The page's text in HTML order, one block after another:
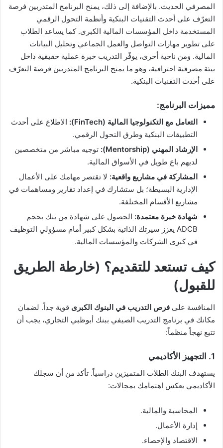
المصرفي الحديث. بالإضافة إلى ذلك، يمنح البرنامج المتدربين فرصة
التعرّف على أحدث التقنيات البنكية وأنظمة التحول الرقمي
المستخدمة داخل المؤسسات المالية الكبرى. كما يساعد الطلاب
على تطوير مهارات التواصل والعمل الجماعي وتحليل البيانات
المالية. ومن ناحية أخرى، يوفّر التدريب خبرة عملية حقيقية داخل
بيئة مصرفية احترافية، وهو ما يمنح البرنامج المتدربين فرصة التعرّف
على أحدث التقنيات البنكية.
مميزات البرنامج:
التعامل مع التكنولوجيا المالية (FinTech):
الاطلاع على أحدث
التطبيقات البنكية وطرق التحول الرقمي.
الإرشاد المهني (Mentorship):
توجيه مباشر من متخصصين
لديهم باع طويل في الأسواق المالية.
المشاركة في مشاريع واقعية: لا تقتصر مهامك على الأعمال
الإدارية البسيطة؛ بل ستشارك في إعداد تقارير ومساهمات في
مشاريع الأقسام المختلفة.
شهادة خبرة معتمدة: الحصول على شهادة من بنك بحجم
ADCB يعزز سيرتك الذاتية بشكل كبير أمام مسؤولي التوظيف
في كبرى الشركات والمؤسسات المالية.
كيف تستعد للتقديم؟ (خارطة الطريق
للقبول)
المنافسة على فرص التدريب في البنوك الكبرى قوية جداً. لضمان
مكانك في برنامج التدريب الصيفي ببنك أبوظبي التجاري، يجب أن
تتبع نهجاً منظماً:
1. التجهيز الأكاديمي
يستهدف البنك الطلاب المتميزين دراسياً. تأكد من أن سجلك
الأكاديمي يعكس اهتمامك بمجالات:
المحاسبة والمالية.
إدارة الأعمال.
الاقتصاد والإحصاء.